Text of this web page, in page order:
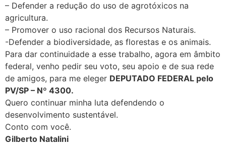
– Defender a redução do uso de agrotóxicos na
agricultura.
– Promover o uso racional dos Recursos Naturais.
-Defender a biodiversidade, as florestas e os animais.
Para dar continuidade a esse trabalho, agora em âmbito
federal, venho pedir seu voto, seu apoio e de sua rede
de amigos, para me eleger DEPUTADO FEDERAL pelo
PV/SP – Nº 4300.
Quero continuar minha luta defendendo o
desenvolvimento sustentável.
Conto com você.
Gilberto Natalini